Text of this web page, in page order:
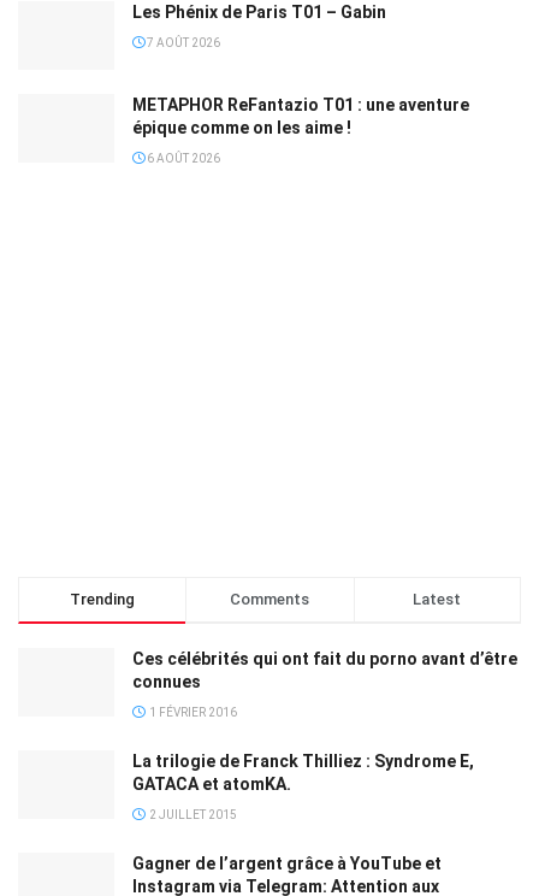
Les Phénix de Paris T01 – Gabin
7 AOÛT 2026
METAPHOR ReFantazio T01 : une aventure
épique comme on les aime !
6 AOÛT 2026
Trending Comments Latest
Ces célébrités qui ont fait du porno avant d’être
connues
1 FÉVRIER 2016
La trilogie de Franck Thilliez : Syndrome E,
GATACA et atomKA.
2 JUILLET 2015
Gagner de l’argent grâce à YouTube et
Instagram via Telegram: Attention aux